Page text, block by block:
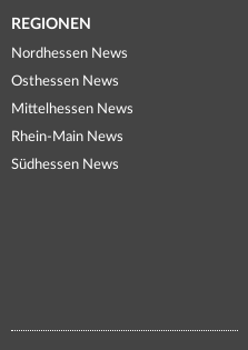
REGIONEN
Nordhessen News
Osthessen News
Mittelhessen News
Rhein-Main News
Südhessen News